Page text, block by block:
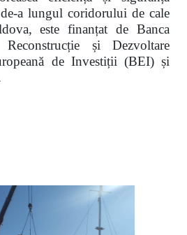
a lungul coridorului de cale
este finanțat de Banca
și Dezvoltare
de Investiții (BEI) și